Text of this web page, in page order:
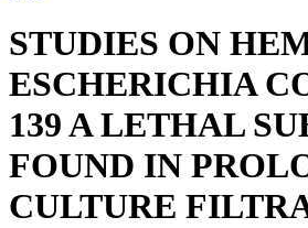
STUDIES ON
ESCHERICHIA
139 A LETHAL
FOUND IN
CULTURE